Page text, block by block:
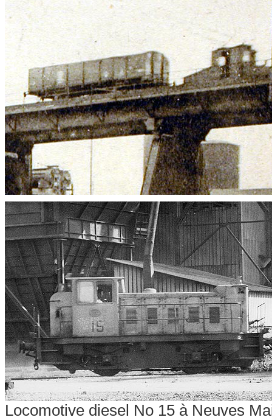
Locomotive diesel No 15 à Neuves